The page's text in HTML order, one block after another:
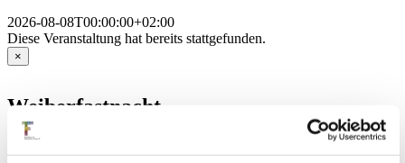
2026-08-08T00:00:00+02:00
Diese Veranstaltung hat bereits stattgefunden.
×
Weiberfastnacht
8. Februar 2024 @ 16:00-23:00